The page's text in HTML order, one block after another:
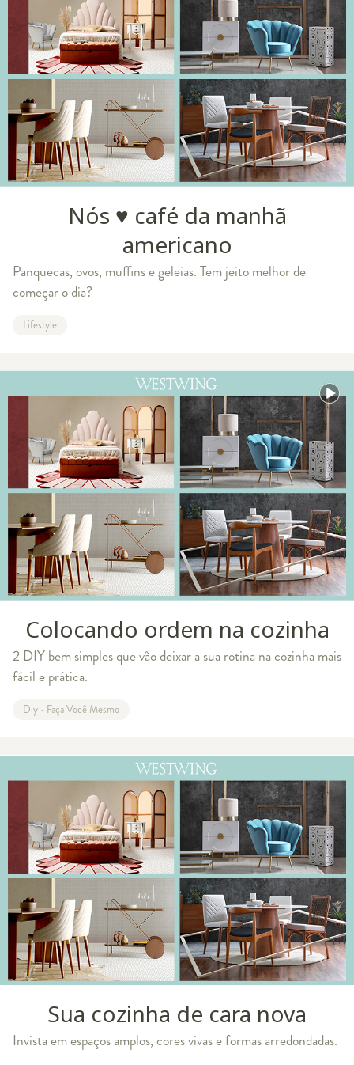
Nós ♥ café da manhã
americano
Panquecas, ovos, muffins e geleias. Tem jeito melhor de
começar o dia?
Lifestyle
Colocando ordem na cozinha
2 DIY bem simples que vão deixar a sua rotina na cozinha mais
fácil e prática.
Diy - Faça Você Mesmo
Sua cozinha de cara nova
Invista em espaços amplos, cores vivas e formas arredondadas.